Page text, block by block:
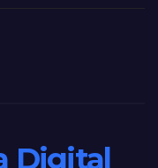
Digital